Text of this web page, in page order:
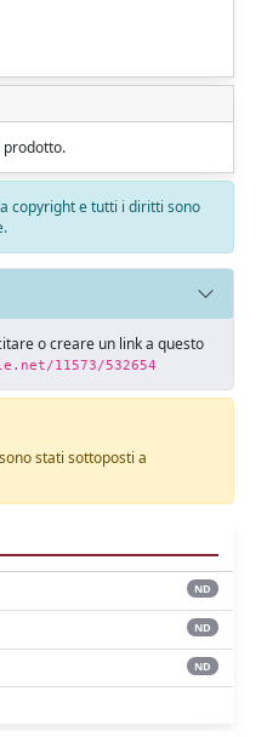
prodotto.
copyright e tutti i diritti sono
o creare un link a questo
11573/532654
stati sottoposti a
ND
ND
ND